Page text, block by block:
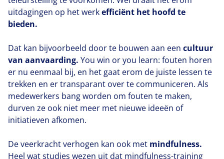
uitdagingen op het werkefficiënt het hoofd te
bieden.
Dat kan bijvoorbeeld door te bouwen aan een cultuur
van aanvaarding. You win or you learn: fouten horen
er nu eenmaal bij, en het gaat erom de juiste lessen te
trekken en er transparant over te communiceren. Als
medewerkers bang worden om fouten te maken,
durven ze ook niet meer met nieuwe ideeën of
initiatieven afkomen.
De veerkracht verhogen kan ook met mindfulness.
Heel wat studies wezen uit dat mindfulness-training